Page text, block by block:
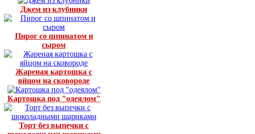
Джем из клубники
Пирог со шпинатом и
сыром
Жареная картошка с
яйцом на сковороде
Картошка под "одеялом"
Торт без выпечки с